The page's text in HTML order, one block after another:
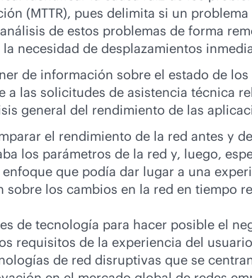
(MTTR), pues delimita si un
de estos problemas de forma
necesidad de desplazamientos
de información sobre el estado de
las solicitudes de asistencia técnica
general del rendimiento de las
el rendimiento de la red antes y
los parámetros de la red y, luego,
que podía dar lugar a una
los cambios en la red en tiempo
de tecnología para hacer posible el
requisitos de la experiencia del
de red disruptivas que se